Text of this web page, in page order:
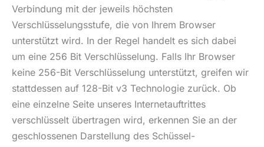
Verbindung mit der jeweils höchsten
Verschlüsselungsstufe, die von Ihrem Browser
unterstützt wird. In der Regel handelt es sich dabei
um eine 256 Bit Verschlüsselung. Falls Ihr Browser
keine 256-Bit Verschlüsselung unterstützt, greifen wir
stattdessen auf 128-Bit v3 Technologie zurück. Ob
eine einzelne Seite unseres Internetauftrittes
verschlüsselt übertragen wird, erkennen Sie an der
geschlossenen Darstellung des Schüssel-